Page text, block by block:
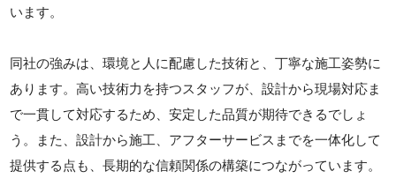
います。
同社の強みは、環境と人に配慮した技術と、丁寧な施工姿勢に
あります。高い技術力を持つスタッフが、設計から現場対応ま
で一貫して対応するため、安定した品質が期待できるでしょ
う。また、設計から施工、アフターサービスまでを一体化して
提供する点も、長期的な信頼関係の構築につながっています。